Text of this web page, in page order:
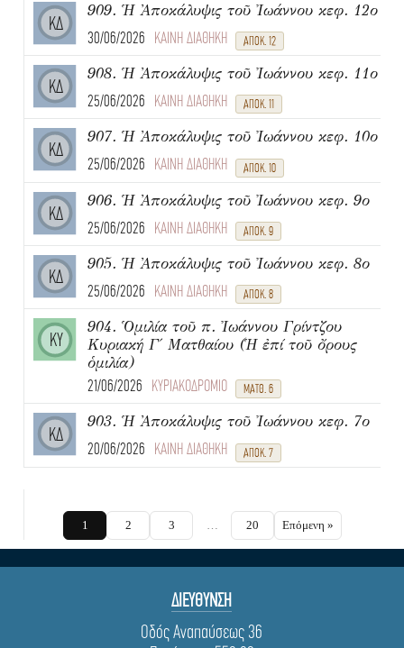
ΚΔ
909. Ἡ Ἀποκάλυψις τοῦ Ἰωάννου κεφ. 12ο
30/06/2026 ΚΑΙΝΗ ΔΙΑΘΗΚΗ ΑΠΟΚ. 12
ΚΔ
908. Ἡ Ἀποκάλυψις τοῦ Ἰωάννου κεφ. 11ο
25/06/2026 ΚΑΙΝΗ ΔΙΑΘΗΚΗ ΑΠΟΚ. 11
ΚΔ
907. Ἡ Ἀποκάλυψις τοῦ Ἰωάννου κεφ. 10ο
25/06/2026 ΚΑΙΝΗ ΔΙΑΘΗΚΗ ΑΠΟΚ. 10
ΚΔ
906. Ἡ Ἀποκάλυψις τοῦ Ἰωάννου κεφ. 9ο
25/06/2026 ΚΑΙΝΗ ΔΙΑΘΗΚΗ ΑΠΟΚ. 9
ΚΔ
905. Ἡ Ἀποκάλυψις τοῦ Ἰωάννου κεφ. 8ο
25/06/2026 ΚΑΙΝΗ ΔΙΑΘΗΚΗ ΑΠΟΚ. 8
ΚΥ
904. Ὁμιλία τοῦ π. Ἰωάννου Γρίντζου
Κυριακή Γ΄ Ματθαίου (Ἡ ἐπί τοῦ ὄρους
ὁμιλία)
21/06/2026 ΚΥΡΙΑΚΟΔΡΟΜΙΟ ΜΑΤΘ. 6
ΚΔ
903. Ἡ Ἀποκάλυψις τοῦ Ἰωάννου κεφ. 7ο
20/06/2026 ΚΑΙΝΗ ΔΙΑΘΗΚΗ ΑΠΟΚ. 7
1 2 3 … 20 Επόμενη »
ΔΙΕΥΘΥΝΣΗ
Οδός Αναπαύσεως 36